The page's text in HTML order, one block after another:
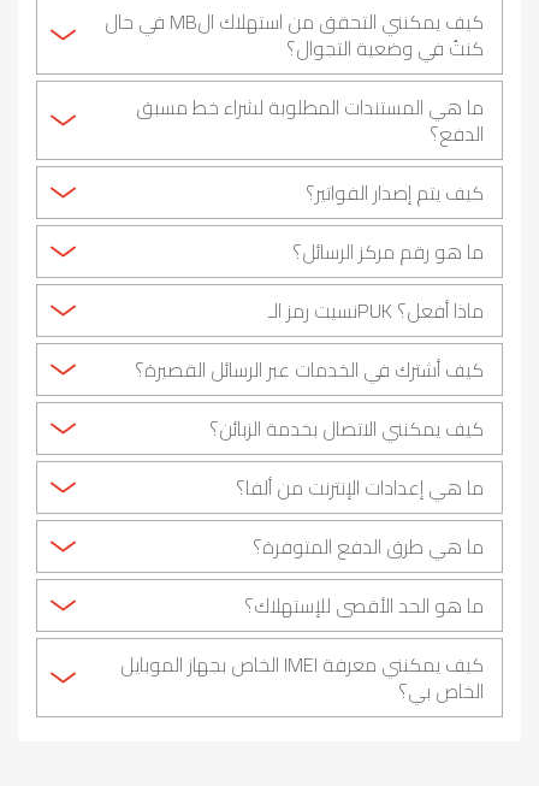
كيف يمكنني التحقق من استهلاك الMB في حال
كنتُ في وضعية التجوال؟
ما هي المستندات المطلوبة لشراء خط مسبق
الدفع؟
كيف يتم إصدار الفواتير؟
ما هو رقم مركز الرسائل؟
ماذا أفعل؟ PUKنسيت رمز الـ
كيف أشترك في الخدمات عبر الرسائل القصيرة؟
كيف يمكنني الاتصال بخدمة الزبائن؟
ما هي إعدادات الإنترنت من ألفا؟
ما هي طرق الدفع المتوفرة؟
ما هو الحد الأقصى للإستهلاك؟
كيف يمكنني معرفة IMEI الخاص بجهاز الموبايل
الخاص بي؟